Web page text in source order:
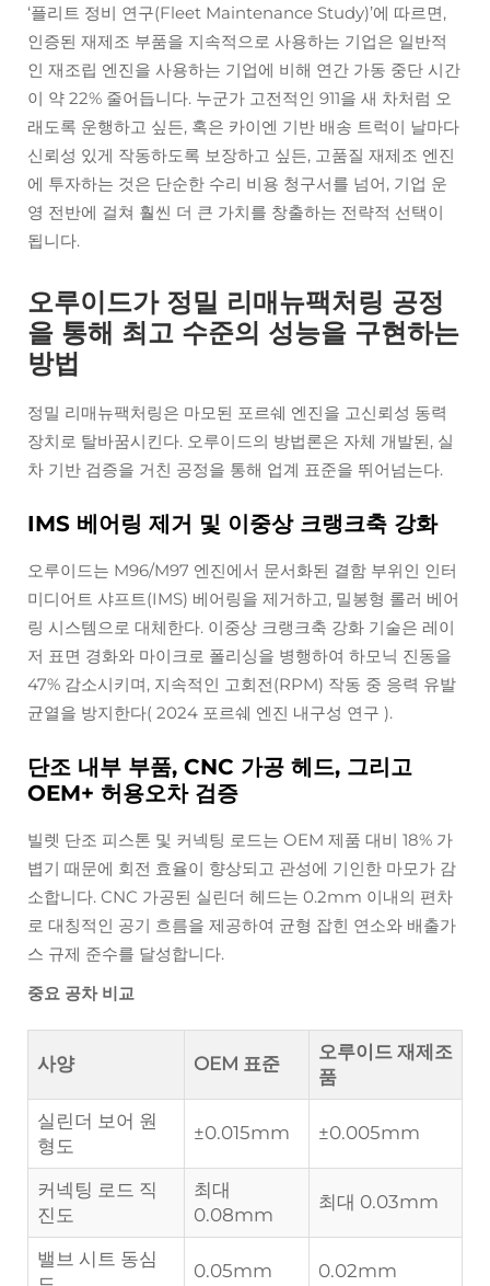
‘플리트 정비 연구(Fleet Maintenance Study)’에 따르면,
인증된 재제조 부품을 지속적으로 사용하는 기업은 일반적
인 재조립 엔진을 사용하는 기업에 비해 연간 가동 중단 시간
이 약 22% 줄어듭니다. 누군가 고전적인 911을 새 차처럼 오
래도록 운행하고 싶든, 혹은 카이엔 기반 배송 트럭이 날마다
신뢰성 있게 작동하도록 보장하고 싶든, 고품질 재제조 엔진
에 투자하는 것은 단순한 수리 비용 청구서를 넘어, 기업 운
영 전반에 걸쳐 훨씬 더 큰 가치를 창출하는 전략적 선택이
됩니다.
오루이드가 정밀 리매뉴팩처링 공정
을 통해 최고 수준의 성능을 구현하는
방법
정밀 리매뉴팩처링은 마모된 포르쉐 엔진을 고신뢰성 동력
장치로 탈바꿈시킨다. 오루이드의 방법론은 자체 개발된, 실
차 기반 검증을 거친 공정을 통해 업계 표준을 뛰어넘는다.
IMS 베어링 제거 및 이중상 크랭크축 강화
오루이드는 M96/M97 엔진에서 문서화된 결함 부위인 인터
미디어트 샤프트(IMS) 베어링을 제거하고, 밀봉형 롤러 베어
링 시스템으로 대체한다. 이중상 크랭크축 강화 기술은 레이
저 표면 경화와 마이크로 폴리싱을 병행하여 하모닉 진동을
47% 감소시키며, 지속적인 고회전(RPM) 작동 중 응력 유발
균열을 방지한다( 2024 포르쉐 엔진 내구성 연구 ).
단조 내부 부품, CNC 가공 헤드, 그리고
OEM+ 허용오차 검증
빌렛 단조 피스톤 및 커넥팅 로드는 OEM 제품 대비 18% 가
볍기 때문에 회전 효율이 향상되고 관성에 기인한 마모가 감
소합니다. CNC 가공된 실린더 헤드는 0.2mm 이내의 편차
로 대칭적인 공기 흐름을 제공하여 균형 잡힌 연소와 배출가
스 규제 준수를 달성합니다.
중요 공차 비교
사양 OEM 표준
오루이드 재제조
품
실린더 보어 원
형도
±0.015mm ±0.005mm
커넥팅 로드 직
진도
최대
0.08mm
최대 0.03mm
밸브 시트 동심
0.05mm 0.02mm